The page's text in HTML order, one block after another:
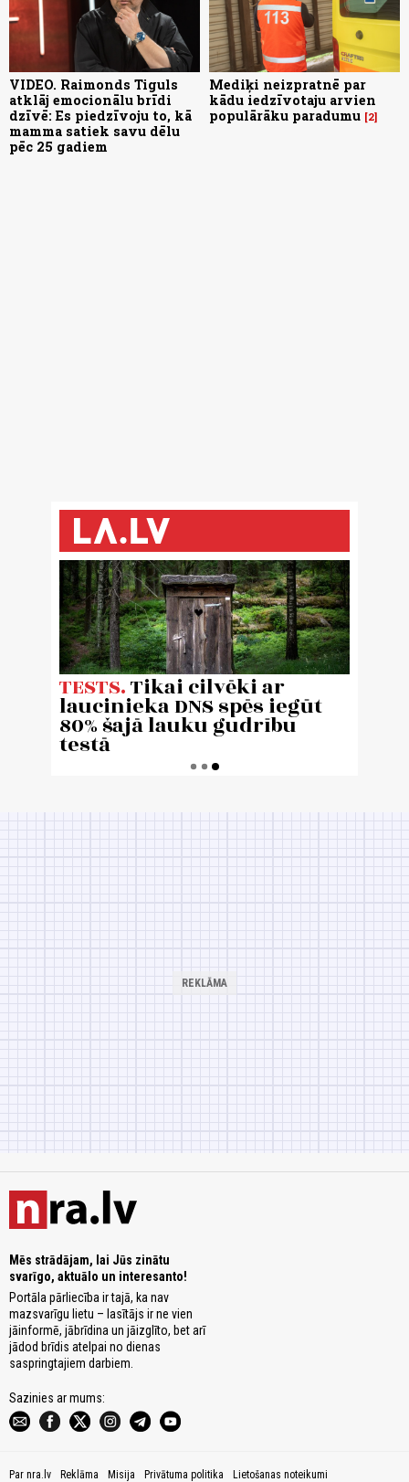
VIDEO. Raimonds Tiguls
atklāj emocionālu brīdi
dzīvē: Es piedzīvoju to, kā
mamma satiek savu dēlu
pēc 25 gadiem
Mediķi neizpratnē par
kādu iedzīvotaju arvien
populārāku paradumu 2
Mēs strādājam, lai Jūs zinātu
svarīgo, aktuālo un interesanto!
Portāla pārliecība ir tajā, ka nav
mazsvarīgu lietu – lasītājs ir ne vien
jāinformē, jābrīdina un jāizglīto, bet arī
jādod brīdis atelpai no dienas
saspringtajiem darbiem.
Sazinies ar mums:
Par nra.lv Reklāma Misija Privātuma politika Lietošanas noteikumi